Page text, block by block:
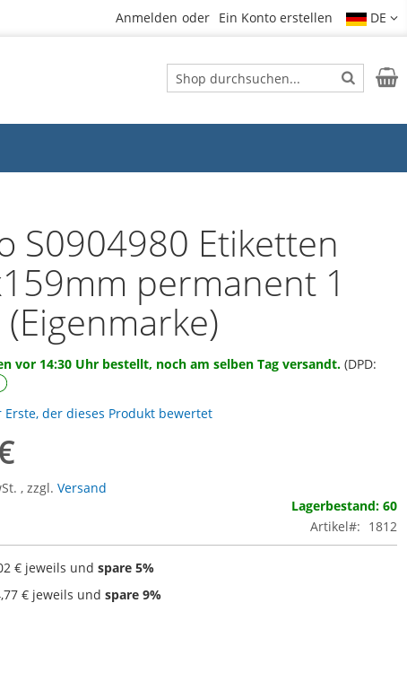
Anmelden Ein Konto erstellen DE
Suche
Suche
S0904980 Etiketten
permanent 1
(Eigenmarke)
vor 14:30 Uhr bestellt, noch am selben Tag versandt. (DPD:
Erste, der dieses Produkt bewertet
, zzgl.Versand
Lagerbestand: 60
Artikel
1812
€ jeweils undspare 5%
€ jeweils undspare 9%